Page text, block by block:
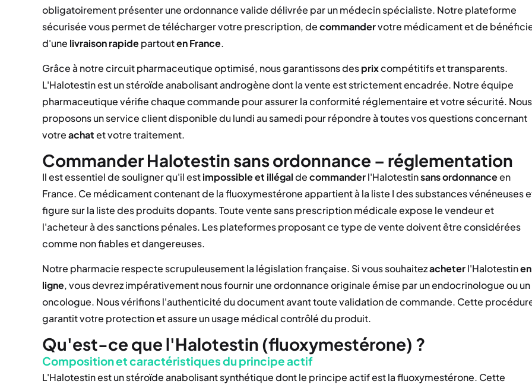
obligatoirement présenter une ordonnance valide délivrée par un médecin spécialiste. Notre plateforme
sécurisée vous permet de télécharger votre prescription, decommandervotre médicament et de
d'une livraison rapidepartouten France.
Grâce à notre circuit pharmaceutique optimisé, nous garantissons desprixcompétitifs et transparents.
L'Halotestin est un stéroïde anabolisant androgène dont la vente est strictement encadrée. Notre équipe
pharmaceutique vérifie chaque commande pour assurer la conformité réglementaire et votre sécurité. Nous
proposons un service client disponible du lundi au samedi pour répondre à toutes vos questions concernant
votreachatet votre traitement.
Commander Halotestin sans ordonnance – réglementation
Il est essentiel de souligner qu'il estimpossible et illégaldecommanderl'Halotestinsans ordonnanceen
France. Ce médicament contenant de la fluoxymestérone appartient à la liste I des substances vénéneuses
figure sur la liste des produits dopants. Toute vente sans prescription médicale expose le vendeur et
l'acheteur à des sanctions pénales. Les plateformes proposant ce type de vente doivent être considérées
comme non fiables et dangereuses.
Notre pharmacie respecte scrupuleusement la législation française. Si vous souhaitezacheterl'Halotestinen
ligne, vous devrez impérativement nous fournir une ordonnance originale émise par un endocrinologue ou un
oncologue. Nous vérifions l'authenticité du document avant toute validation de commande. Cette
garantit votre protection et assure un usage médical contrôlé du produit.
Qu'est-ce que l'Halotestin (fluoxymestérone) ?
Composition et caractéristiques du principe actif
L'Halotestin est un stéroïde anabolisant synthétique dont le principe actif est la fluoxymestérone. Cette